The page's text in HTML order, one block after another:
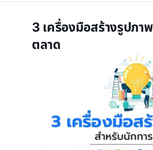
3 เครื่องมือสร้างรูปภา
ตลาด